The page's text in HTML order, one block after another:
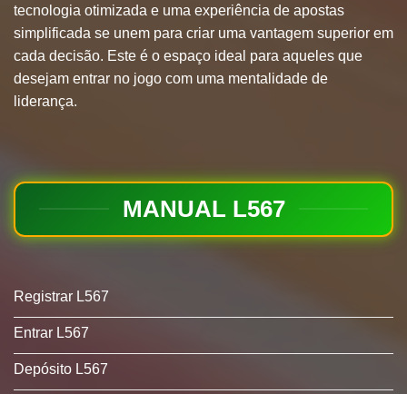
tecnologia otimizada e uma experiência de apostas
simplificada se unem para criar uma vantagem superior em
cada decisão. Este é o espaço ideal para aqueles que
desejam entrar no jogo com uma mentalidade de
liderança.
MANUAL L567
Registrar L567
Entrar L567
Depósito L567